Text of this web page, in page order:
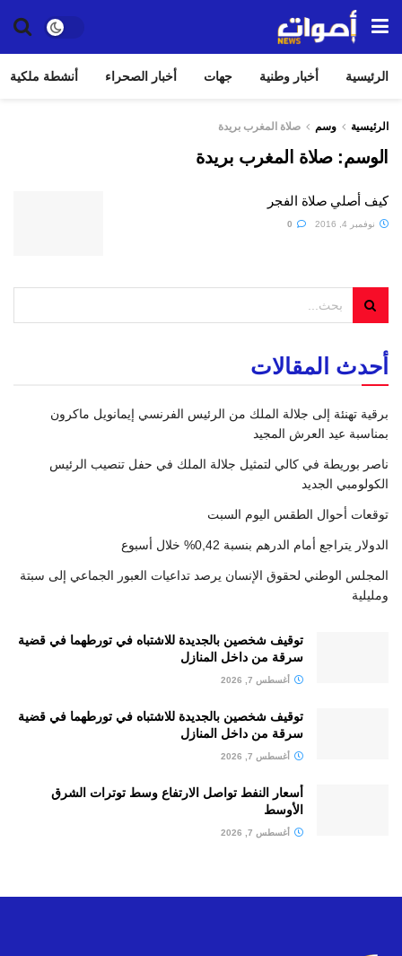
الرئيسية أخبار وطنية جهات أخبار الصحراء أنشطة ملكية
الرئيسية وسم صلاة المغرب بريدة
الوسم:صلاة المغرب بريدة
كيف أصلي صلاة الفجر
نوفمبر 4, 2016
أحدث المقالات
برقية تهنئة إلى جلالة الملك من الرئيس الفرنسي إيمانويل ماكرون
بمناسبة عيد العرش المجيد
ناصر بوريطة في كالي لتمثيل جلالة الملك في حفل تنصيب الرئيس
الكولومبي الجديد
توقعات أحوال الطقس اليوم السبت
الدولار يتراجع أمام الدرهم بنسبة 0,42% خلال أسبوع
المجلس الوطني لحقوق الإنسان يرصد تداعيات العبور الجماعي إلى سبتة
ومليلية
توقيف شخصين بالجديدة للاشتباه في تورطهما في قضية
سرقة من داخل المنازل
أغسطس 7, 2026
توقيف شخصين بالجديدة للاشتباه في تورطهما في قضية
سرقة من داخل المنازل
أغسطس 7, 2026
أسعار النفط تواصل الارتفاع وسط توترات الشرق
الأوسط
أغسطس 7, 2026